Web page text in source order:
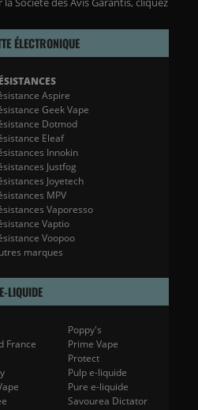
Société des Avis Garantis, cliquez
ÉLECTRONIQUE
Aspire
Geek Vape
Dotmod
Eleaf
Innokin
Justfog
Joyetech
MPV
Vaporesso
Vaptio
Voopoo
marques
E-LIQUIDE
France
Poppy's
Prime Vape
Protect
Pulp e-liquide
Pure e-liquide
Savourea Dictator